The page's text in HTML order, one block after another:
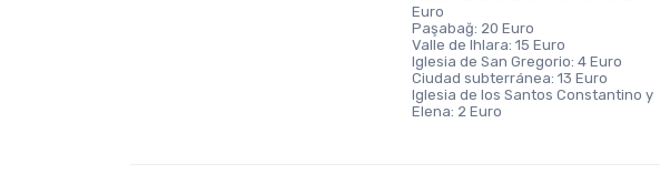
Euro
Paşabağ: 20 Euro
Valle de Ihlara: 15 Euro
Iglesia de San Gregorio: 4 Euro
Ciudad subterránea: 13 Euro
Iglesia de los Santos Constantino y
Elena: 2 Euro